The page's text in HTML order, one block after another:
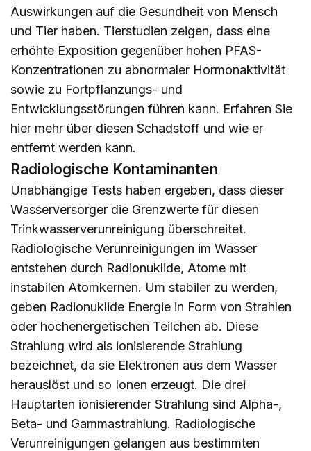
Auswirkungen auf die Gesundheit von Mensch
und Tier haben. Tierstudien zeigen, dass eine
erhöhte Exposition gegenüber hohen PFAS-
Konzentrationen zu abnormaler Hormonaktivität
sowie zu Fortpflanzungs- und
Entwicklungsstörungen führen kann. Erfahren Sie
hier mehr über diesen Schadstoff und wie er
entfernt werden kann.
Radiologische Kontaminanten
Unabhängige Tests haben ergeben, dass dieser
Wasserversorger die Grenzwerte für diesen
Trinkwasserverunreinigung überschreitet.
Radiologische Verunreinigungen im Wasser
entstehen durch Radionuklide, Atome mit
instabilen Atomkernen. Um stabiler zu werden,
geben Radionuklide Energie in Form von Strahlen
oder hochenergetischen Teilchen ab. Diese
Strahlung wird als ionisierende Strahlung
bezeichnet, da sie Elektronen aus dem Wasser
herauslöst und so Ionen erzeugt. Die drei
Hauptarten ionisierender Strahlung sind Alpha-,
Beta- und Gammastrahlung. Radiologische
Verunreinigungen gelangen aus bestimmten